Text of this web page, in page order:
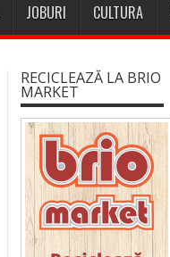
JOBURI CULTURA
RECICLEAZĂ LA BRIO
MARKET